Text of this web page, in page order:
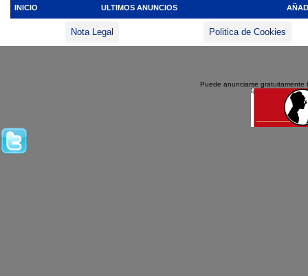
INICIO ULTIMOS ANUNCIOS
Nota Legal Politica de Cookies
Puede anunciarse